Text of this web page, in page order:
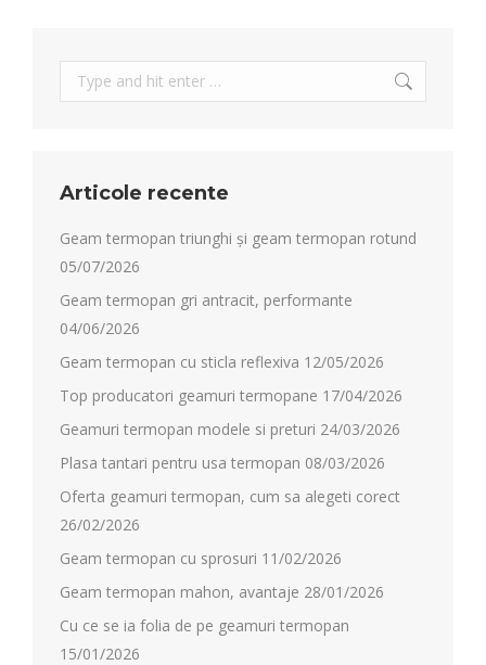
Search:
Articole recente
Geam termopan triunghi și geam termopan rotund
05/07/2026
Geam termopan gri antracit, performante
04/06/2026
Geam termopan cu sticla reflexiva 12/05/2026
Top producatori geamuri termopane 17/04/2026
Geamuri termopan modele si preturi 24/03/2026
Plasa tantari pentru usa termopan 08/03/2026
Oferta geamuri termopan, cum sa alegeti corect
26/02/2026
Geam termopan cu sprosuri 11/02/2026
Geam termopan mahon, avantaje 28/01/2026
Cu ce se ia folia de pe geamuri termopan
15/01/2026